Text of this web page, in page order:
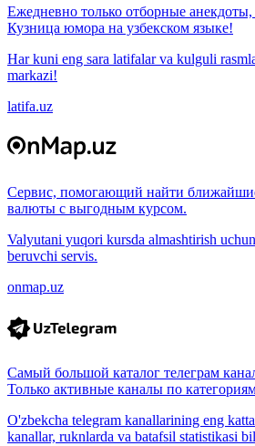
Ежедневно только отборные
Кузница юмора на узбекском языке!
Har kuni eng sara latifalar va kulguli
markazi!
latifa.uz
Сервис, помогающий найти
валюты с выгодным курсом.
Valyutani yuqori kursda almashtirish
beruvchi servis.
onmap.uz
Самый большой каталог телеграм
Только активные каналы по
O'zbekcha telegram kanallarining eng
kanallar, ruknlarda va batafsil statistikasi